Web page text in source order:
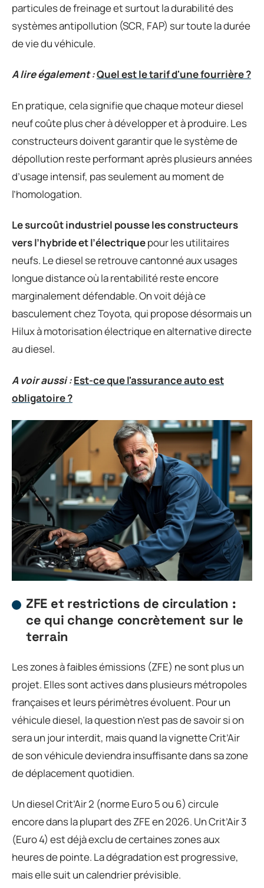
particules de freinage et surtout la durabilité des
systèmes antipollution (SCR, FAP) sur toute la durée
de vie du véhicule.
A lire également :Quel est le tarif d'une fourrière ?
En pratique, cela signifie que chaque moteur diesel
neuf coûte plus cher à développer et à produire. Les
constructeurs doivent garantir que le système de
dépollution reste performant après plusieurs années
d’usage intensif, pas seulement au moment de
l’homologation.
Le surcoût industriel pousse les constructeurs
vers l’hybride et l’électriquepour les utilitaires
neufs. Le diesel se retrouve cantonné aux usages
longue distance où la rentabilité reste encore
marginalement défendable. On voit déjà ce
basculement chez Toyota, qui propose désormais un
Hilux à motorisation électrique en alternative directe
au diesel.
A voir aussi :Est-ce que l'assurance auto est
obligatoire ?
ZFE et restrictions de circulation :
ce qui change concrètement sur le
terrain
Les zones à faibles émissions (ZFE) ne sont plus un
projet. Elles sont actives dans plusieurs métropoles
françaises et leurs périmètres évoluent. Pour un
véhicule diesel, la question n’est pas de savoir si on
sera un jour interdit, mais quand la vignette Crit’Air
de son véhicule deviendra insuffisante dans sa zone
de déplacement quotidien.
Un diesel Crit’Air 2 (norme Euro 5 ou 6) circule
encore dans la plupart des ZFE en 2026. Un Crit’Air 3
(Euro 4) est déjà exclu de certaines zones aux
heures de pointe. La dégradation est progressive,
mais elle suit un calendrier prévisible.